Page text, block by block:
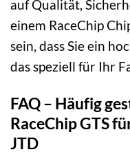
auf Qualität,
einem RaceChip
sein, dass Sie ein
das speziell für Ihr
FAQ – Häufig
RaceChip GTS
JTD